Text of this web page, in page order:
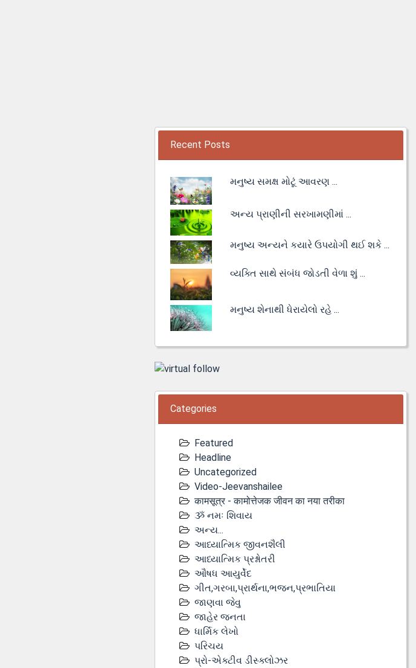
Recent Posts
મનુષ્ય સમક્ષ મોટૂં આવરણ ...
અન્ય પ્રાણીની સરખામણીમાં ...
મનુષ્ય અન્યને કયારે ઉપયોગી થઈ શકે ...
વ્યક્તિ સાથે સંબંધ જોડતી વેળા શું ...
મનુષ્ય શેનાથી ધેરાયેલો રહે ...
Categories
Featured
Headline
Uncategorized
Video-Jeevanshailee
कामसूत्र - कामोत्तेजक जीवन का नया तरीका
ૐ નમઃ શિવાય
અન્ય...
આધ્યાત્મિક જીવનશૈલી
આધ્યાત્મિક પ્રશ્નોતરી
ઔષધ આયુર્વેદ
ગીત,ગરબા,પ્રાર્થના,ભજન,પ્રભાતિયા
જાણવા જેવુ
જાહેર જનતા
ધાર્મિક લેખો
પરિચય
પ્રો-એક્ટીવ ડીસ્‍ક્લોઝર